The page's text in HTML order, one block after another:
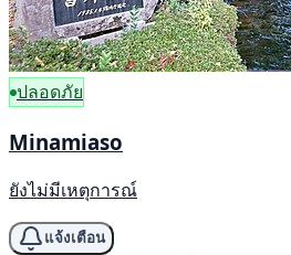
ปลอดภัย
Minamiaso
ยังไม่มีเหตุการณ์
แจ้งเตือน